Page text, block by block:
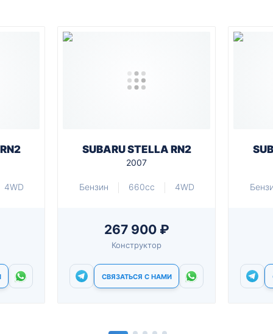
4WD
SUBARU STELLA RN2
2007
Бензин 660cc 4WD
267 900 ₽
Конструктор
СВЯЗАТЬСЯ С НАМИ